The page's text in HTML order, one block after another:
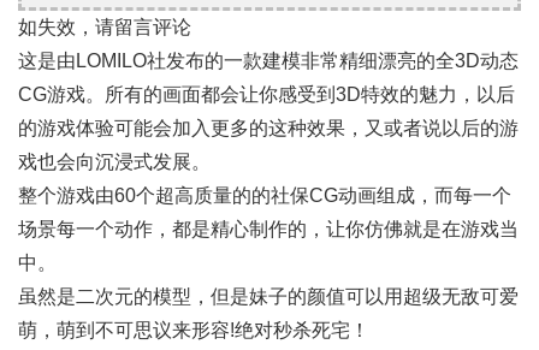
如失效，请留言评论
这是由LOMILO社发布的一款建模非常精细漂亮的全3D动态
CG游戏。所有的画面都会让你感受到3D特效的魅力，以后
的游戏体验可能会加入更多的这种效果，又或者说以后的游
戏也会向沉浸式发展。
整个游戏由60个超高质量的的社保CG动画组成，而每一个
场景每一个动作，都是精心制作的，让你仿佛就是在游戏当
中。
虽然是二次元的模型，但是妹子的颜值可以用超级无敌可爱
萌，萌到不可思议来形容!绝对秒杀死宅！